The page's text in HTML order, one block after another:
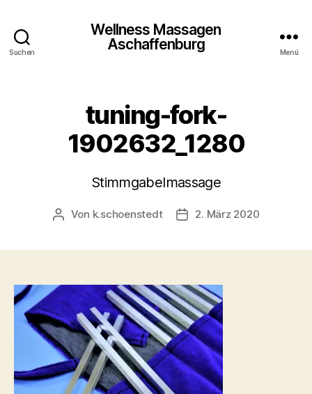
Suchen
Wellness Massagen
Aschaffenburg
Menü
tuning-fork-
1902632_1280
Stimmgabelmassage
Beitragsautor
Von k.schoenstedt Beitragsdatum
2. März 2020